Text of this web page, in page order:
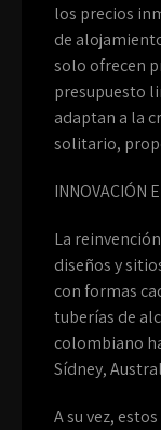
los precios
de
solo ofrecen
presupuesto
adaptan a la
solitario,
INNOVACIÓN
La
diseños y
con formas
tuberías de
colombiano
Sídney,
A su vez,